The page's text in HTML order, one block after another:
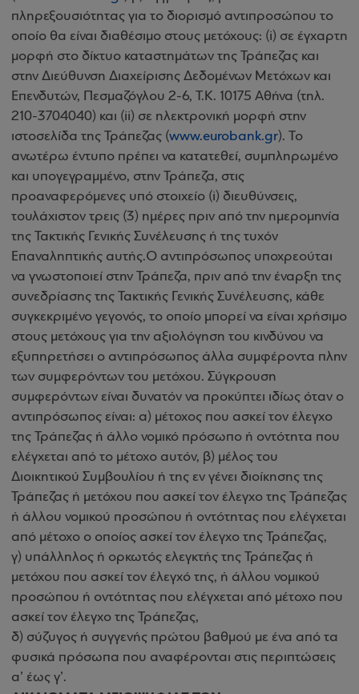
πληρεξουσιότητας για το διορισμό αντιπροσώπου το
οποίο θα είναι διαθέσιμο στους μετόχους: (i) σε έγχαρτη
μορφή στο δίκτυο καταστημάτων της Τράπεζας και
στην Διεύθυνση Διαχείρισης Δεδομένων Μετόχων και
Επενδυτών, Πεσμαζόγλου 2-6, Τ.Κ. 10175 Αθήνα (τηλ.
210-3704040) και (ii) σε ηλεκτρονική μορφή στην
ιστοσελίδα της Τράπεζας (www.eurobank.gr). Το
ανωτέρω έντυπο πρέπει να κατατεθεί, συμπληρωμένο
και υπογεγραμμένο, στην Τράπεζα, στις
προαναφερόμενες υπό στοιχείο (i) διευθύνσεις,
τουλάχιστον τρεις (3) ημέρες πριν από την ημερομηνία
της Τακτικής Γενικής Συνέλευσης ή της τυχόν
Επαναληπτικής αυτής.Ο αντιπρόσωπος υποχρεούται
να γνωστοποιεί στην Τράπεζα, πριν από την έναρξη της
συνεδρίασης της Τακτικής Γενικής Συνέλευσης, κάθε
συγκεκριμένο γεγονός, το οποίο μπορεί να είναι χρήσιμο
στους μετόχους για την αξιολόγηση του κινδύνου να
εξυπηρετήσει ο αντιπρόσωπος άλλα συμφέροντα πλην
των συμφερόντων του μετόχου. Σύγκρουση
συμφερόντων είναι δυνατόν να προκύπτει ιδίως όταν ο
αντιπρόσωπος είναι: α) μέτοχος που ασκεί τον έλεγχο
της Τράπεζας ή άλλο νομικό πρόσωπο ή οντότητα που
ελέγχεται από το μέτοχο αυτόν, β) μέλος του
Διοικητικού Συμβουλίου ή της εν γένει διοίκησης της
Τράπεζας ή μετόχου που ασκεί τον έλεγχο της Τράπεζας
ή άλλου νομικού προσώπου ή οντότητας που ελέγχεται
από μέτοχο ο οποίος ασκεί τον έλεγχο της Τράπεζας,
γ) υπάλληλος ή ορκωτός ελεγκτής της Τράπεζας ή
μετόχου που ασκεί τον έλεγχό της, ή άλλου νομικού
προσώπου ή οντότητας που ελέγχεται από μέτοχο που
ασκεί τον έλεγχο της Τράπεζας,
δ) σύζυγος ή συγγενής πρώτου βαθμού με ένα από τα
φυσικά πρόσωπα που αναφέρονται στις περιπτώσεις
α’ έως γ’.